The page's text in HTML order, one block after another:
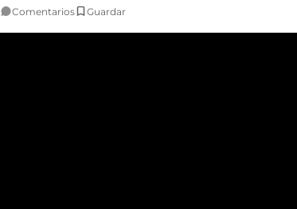
Comentarios Guardar